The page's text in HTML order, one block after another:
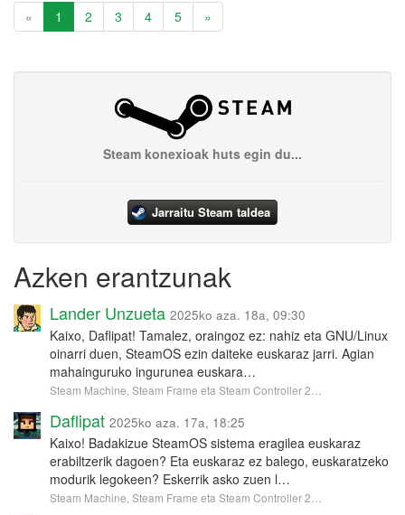
« 1 2 3 4 5 »
Steam konexioak huts egin du...
Jarraitu Steam taldea
Azken erantzunak
Lander Unzueta 2025ko aza. 18a, 09:30
Kaixo, Daflipat! Tamalez, oraingoz ez: nahiz eta GNU/Linux
oinarri duen, SteamOS ezin daiteke euskaraz jarri. Agian
mahainguruko ingurunea euskara…
Steam Machine, Steam Frame eta Steam Controller 2…
Daflipat 2025ko aza. 17a, 18:25
Kaixo! Badakizue SteamOS sistema eragilea euskaraz
erabiltzerik dagoen? Eta euskaraz ez balego, euskaratzeko
modurik legokeen? Eskerrik asko zuen l…
Steam Machine, Steam Frame eta Steam Controller 2…